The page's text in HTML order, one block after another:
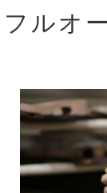
フルオ